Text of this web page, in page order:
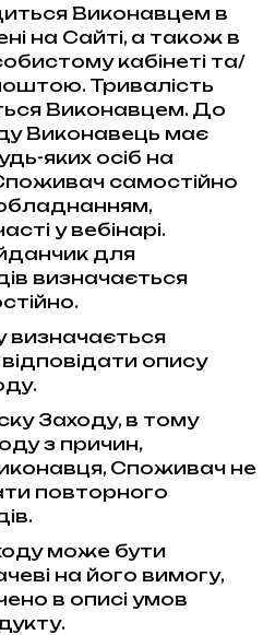
Виконавцем в
на Сайті, а також в
кабінеті та/
Тривалість
Виконавцем. До
Виконавець має
яких осіб на
самостійно
у вебінарі.
для
визначається
визначається
опису
Заходу, в тому
з причин,
Споживач не
повторного
може бути
на його вимогу,
в описі умов